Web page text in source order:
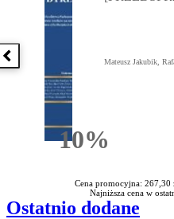
Poprzednia książka
10%Rabatu
Mateusz Jakubik,
Cena promocyjna: 267,30
Najniższa cena w
Ostatnio dodane